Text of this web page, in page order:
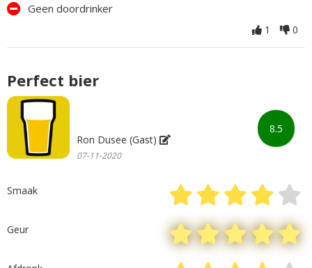
Geen doordrinker
1 0
8.5
Perfect bier
Ron Dusee (Gast)
07-11-2020
Smaak
Geur